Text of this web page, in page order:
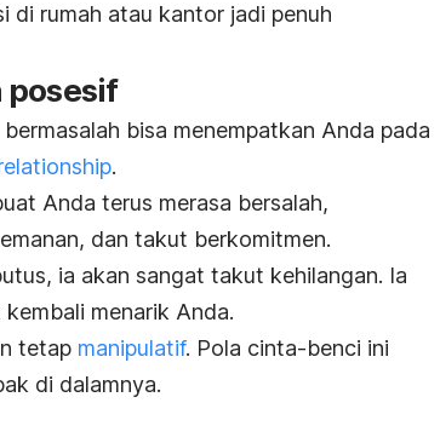
di rumah atau kantor jadi penuh
posesif
bisa menempatkan Anda pada
.
Anda terus merasa bersalah,
dan takut berkomitmen.
ia akan sangat takut kehilangan. Ia
menarik Anda.
tetap manipulatif. Pola cinta-benci ini
di dalamnya.